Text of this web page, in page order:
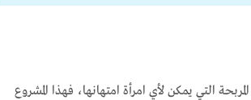
التي يمكن لأي امرأة امتهانها، فهذا المشروع